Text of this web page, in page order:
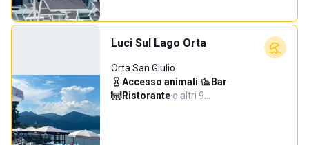
Luci Sul Lago Orta
Orta San Giulio
Accesso animali· Bar·
Ristorante·e altri 9…